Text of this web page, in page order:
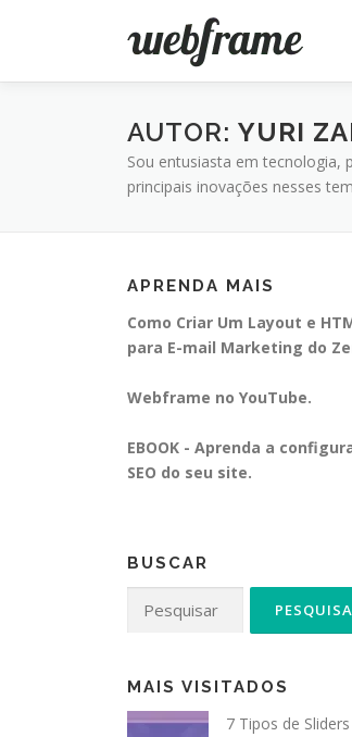
conteúdo
AUTOR: YURI
Sou entusiasta em tecnologia,
principais inovações nesses
APRENDA MAIS
Como Criar Um Layout e
para E-mail Marketing do
Webframe no YouTube.
EBOOK - Aprenda a
SEO do seu site.
BUSCAR
por:
MAIS VISITADOS
7 Tipos de